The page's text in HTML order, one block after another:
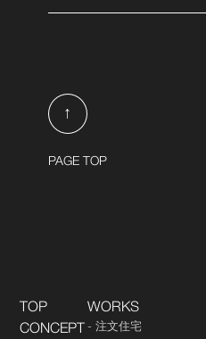
↑
PAGE TOP
TOP
CONCEPT
WORKS
注文住宅